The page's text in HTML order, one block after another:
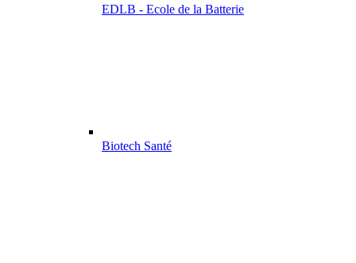
EDLB - Ecole de la Batterie
Biotech Santé